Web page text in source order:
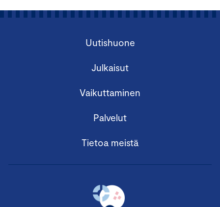
Uutishuone
Julkaisut
Vaikuttaminen
Palvelut
Tietoa meistä